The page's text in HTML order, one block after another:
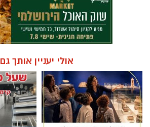
אולי יעניין אותך גם